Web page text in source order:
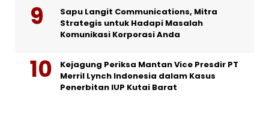
Sapu Langit Communications, Mitra
Strategis untuk Hadapi Masalah
Komunikasi Korporasi Anda
Kejagung Periksa Mantan Vice Presdir PT
Merril Lynch Indonesia dalam Kasus
Penerbitan IUP Kutai Barat